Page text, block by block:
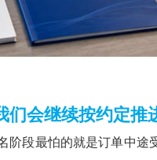
们会继续按约定推
阶段最怕的就是订单中